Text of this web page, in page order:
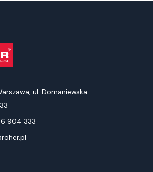
ul. Domaniewska
904 333